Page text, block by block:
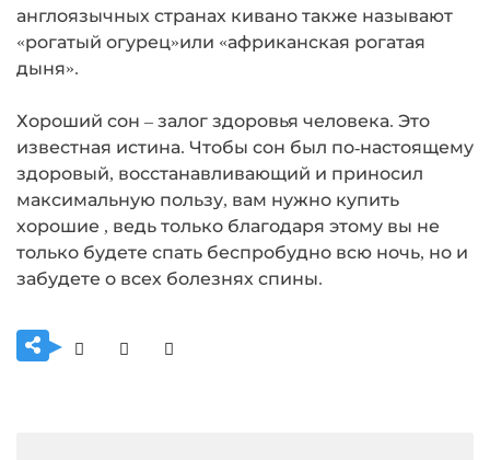
англоязычных странах кивано также называют
«рогатый огурец»или «африканская рогатая
дыня».
Хороший сон – залог здоровья человека. Это
известная истина. Чтобы сон был по-настоящему
здоровый, восстанавливающий и приносил
максимальную пользу, вам нужно купить
хорошие , ведь только благодаря этому вы не
только будете спать беспробудно всю ночь, но и
забудете о всех болезнях спины.